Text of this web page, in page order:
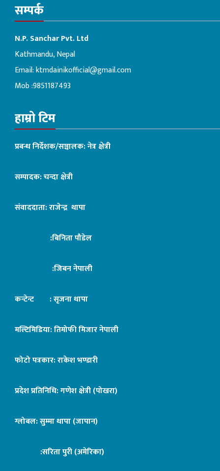
सम्पर्क
N.P. Sanchar Pvt. Ltd
Kathmandu, Nepal
Email:ktmdainikofficial@gmail.com
Mob :9851187493
हाम्रो टिम
प्रबन्ध निर्देशक/सञ्चालक: नेत्र क्षेत्री
सम्पादक: चन्दा क्षेत्री
संवाददाता: राजेन्द्र थापा
:बिनिता पौडेल
:जिबन नेपाली
कन्टेन्ट : सृजना थापा
मल्टिमिडिया: तिमोफी मिजार नेपाली
फोटो पत्रकार: राकेश भण्डारी
प्रदेश प्रतिनिधि: गणेश क्षेत्री (पोखरा)
ग्लोबल: सुम्मा थापा (जापान)
:सरिता पुरी (अमेरिका)